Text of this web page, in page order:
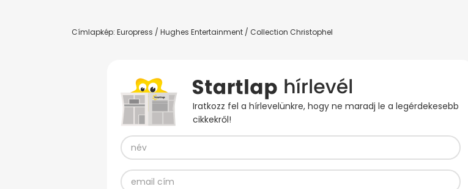
Címlapkép: Europress / Hughes Entertainment / Collection Christophel
Iratkozz fel a hírlevelünkre, hogy ne maradj le a legérdekesebb
cikkekről!